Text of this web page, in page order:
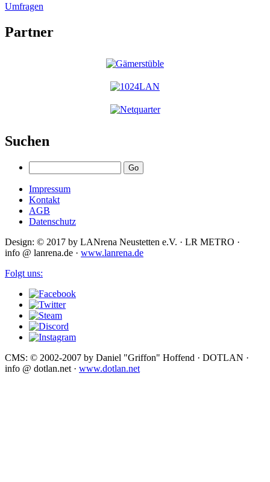
Umfragen
Partner
Suchen
Impressum
Kontakt
AGB
Datenschutz
Design: © 2017 by LANrena Neustetten e.V. · LR METRO ·
info @ lanrena.de · www.lanrena.de
Folgt uns:
CMS: © 2002-2007 by Daniel "Griffon" Hoffend · DOTLAN ·
info @ dotlan.net · www.dotlan.net